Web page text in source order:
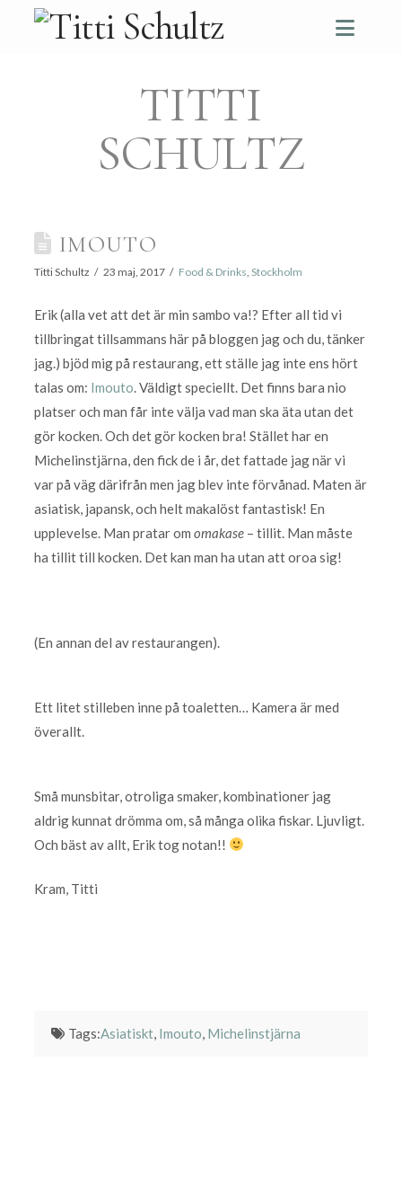
TITTI
SCHULTZ
IMOUTO
Titti Schultz 23 maj, 2017 Food & Drinks, Stockholm
Erik (alla vet att det är min sambo va!? Efter all tid vi
tillbringat tillsammans här på bloggen jag och du, tänker
jag.) bjöd mig på restaurang, ett ställe jag inte ens hört
talas om: Imouto. Väldigt speciellt. Det finns bara nio
platser och man får inte välja vad man ska äta utan det
gör kocken. Och det gör kocken bra! Stället har en
Michelinstjärna, den fick de i år, det fattade jag när vi
var på väg därifrån men jag blev inte förvånad. Maten är
asiatisk, japansk, och helt makalöst fantastisk! En
upplevelse. Man pratar omomakase – tillit. Man måste
ha tillit till kocken. Det kan man ha utan att oroa sig!
(En annan del av restaurangen).
Ett litet stilleben inne på toaletten… Kamera är med
överallt.
Små munsbitar, otroliga smaker, kombinationer jag
aldrig kunnat drömma om, så många olika fiskar. Ljuvligt.
Och bäst av allt, Erik tog notan!!
Kram, Titti
Tags:Asiatiskt Imouto Michelinstjärna